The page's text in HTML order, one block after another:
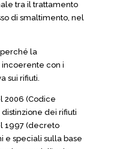
tra il trattamento
di smaltimento, nel
la
con i
sui rifiuti.
2006 (Codice
dei rifiuti
1997 (decreto
e speciali sulla base